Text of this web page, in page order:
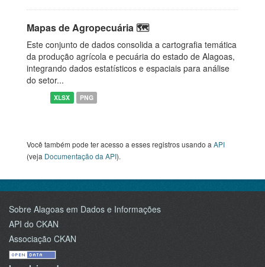
Mapas de Agropecuária 🗺️
Este conjunto de dados consolida a cartografia temática
da produção agrícola e pecuária do estado de Alagoas,
integrando dados estatísticos e espaciais para análise
do setor...
XLSX PNG
Você também pode ter acesso a esses registros usando a API
(veja Documentação da API).
Sobre Alagoas em Dados e Informações
API do CKAN
Associação CKAN